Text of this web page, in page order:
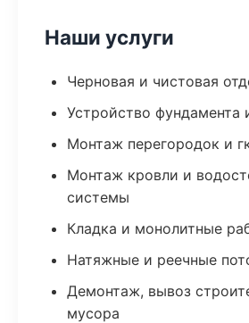
Наши услуги
Черновая и чистовая
Устройство фундамента
Монтаж перегородок и
Монтаж кровли и
системы
Кладка и монолитные
Натяжные и реечные
Демонтаж, вывоз
мусора